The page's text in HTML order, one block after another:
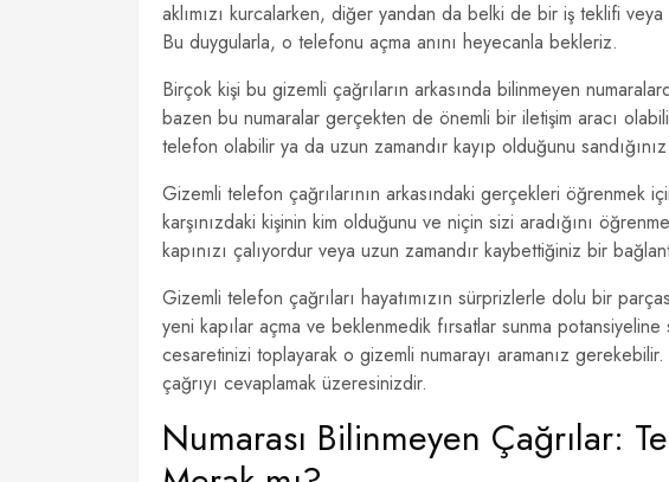
aklımızı kurcalarken, diğer yandan da belki de bir iş teklifi
Bu duygularla, o telefonu açma anını heyecanla bekleriz.
Birçok kişi bu gizemli çağrıların arkasında bilinmeyen
bazen bu numaralar gerçekten de önemli bir iletişim aracı
telefon olabilir ya da uzun zamandır kayıp olduğunu
Gizemli telefon çağrılarının arkasındaki gerçekleri öğrenmek
karşınızdaki kişinin kim olduğunu ve niçin sizi aradığını
kapınızı çalıyordur veya uzun zamandır kaybettiğiniz bir
Gizemli telefon çağrıları hayatımızın sürprizlerle dolu bir
yeni kapılar açma ve beklenmedik fırsatlar sunma
cesaretinizi toplayarak o gizemli numarayı aramanız
çağrıyı cevaplamak üzeresinizdir.
Numarası Bilinmeyen Çağrılar: